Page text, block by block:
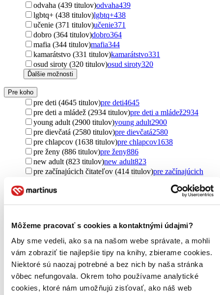
Môžeme pracovať s cookies a kontaktnými údajmi?
Aby sme vedeli, ako sa na našom webe správate, a mohli
vám zobraziť tie najlepšie tipy na knihy, zbierame cookies.
Niektoré sú naozaj potrebné a bez nich by naša stránka
vôbec nefungovala. Okrem toho používame analytické
cookies, ktoré nám umožňujú zisťovať, ako náš web
odvaha (439 titulov)odvaha439
lgbtq+ (438 titulov)lgbtq+438
učenie (371 titulov)učenie371
dobro (364 titulov)dobro364
mafia (344 titulov)mafia344
kamarátstvo (331 titulov)kamarátstvo331
osud siroty (320 titulov)osud siroty320
Ďalšie možnosti
Pre koho
pre deti (4645 titulov)pre deti4645
pre deti a mládež (2934 titulov)pre deti a mládež2934
young adult (2900 titulov)young adult2900
pre dievčatá (2580 titulov)pre dievčatá2580
pre chlapcov (1638 titulov)pre chlapcov1638
pre ženy (886 titulov)pre ženy886
new adult (823 titulov)new adult823
pre začínajúcich čitateľov (414 titulov)pre začínajúcich
pre mužov (405 titulov)
pre predškolákov (61 titulov)pre predškolákov61
pre rebelky (48 titulov) pre rebelky48
pre dyslektikov (28 titulov)
pre dyslektikov
pre kresťanov (7 titulov) pre kresťanov
pre rodičov (6 titulov)pre rodičov6
pre študentov (3 tituly) pre študentov3
pre učiteľov (1 titul)pre učiteľov1